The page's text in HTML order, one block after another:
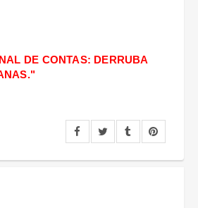
DE CONTAS: DERRUBA